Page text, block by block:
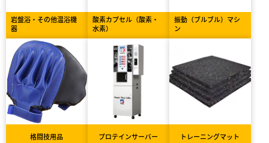
岩盤浴・その他温浴機
器
酸素カプセル（酸素・
水素）
振動（ブルブル）マシ
ン
格闘技用品 プロテインサーバー トレーニングマット